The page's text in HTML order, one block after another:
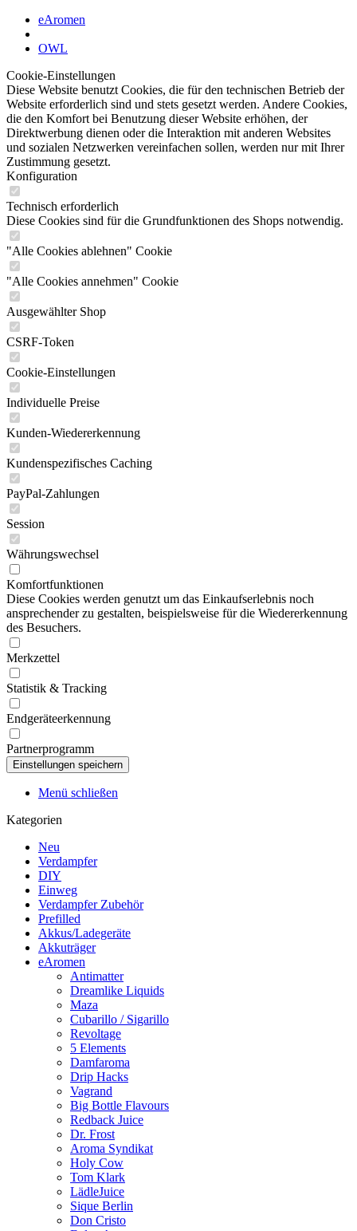
eAromen
OWL
Cookie-Einstellungen
Diese Website benutzt Cookies, die für den technischen Betrieb der
Website erforderlich sind und stets gesetzt werden. Andere Cookies,
die den Komfort bei Benutzung dieser Website erhöhen, der
Direktwerbung dienen oder die Interaktion mit anderen Websites
und sozialen Netzwerken vereinfachen sollen, werden nur mit Ihrer
Zustimmung gesetzt.
Konfiguration
Technisch erforderlich
Diese Cookies sind für die Grundfunktionen des Shops notwendig.
"Alle Cookies ablehnen" Cookie
"Alle Cookies annehmen" Cookie
Ausgewählter Shop
CSRF-Token
Cookie-Einstellungen
Individuelle Preise
Kunden-Wiedererkennung
Kundenspezifisches Caching
PayPal-Zahlungen
Session
Währungswechsel
Komfortfunktionen
Diese Cookies werden genutzt um das Einkaufserlebnis noch
ansprechender zu gestalten, beispielsweise für die Wiedererkennung
des Besuchers.
Merkzettel
Statistik & Tracking
Endgeräteerkennung
Partnerprogramm
Menü schließen
Kategorien
Neu
Verdampfer
DIY
Einweg
Verdampfer Zubehör
Prefilled
Akkus/Ladegeräte
Akkuträger
eAromen
Antimatter
Dreamlike Liquids
Maza
Cubarillo / Sigarillo
Revoltage
5 Elements
Damfaroma
Drip Hacks
Vagrand
Big Bottle Flavours
Redback Juice
Dr. Frost
Aroma Syndikat
Holy Cow
Tom Klark
LädleJuice
Sique Berlin
Don Cristo